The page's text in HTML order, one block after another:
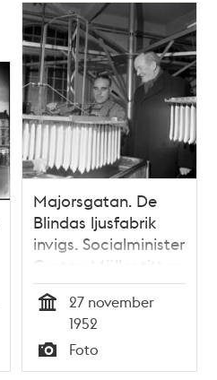
Majorsgatan. De
Blindas ljusfabrik
invigs. Socialminister
Gustav Möller tittar
på när förman Bror
Engström stöper ljus
27 november
1952
Typ
Foto